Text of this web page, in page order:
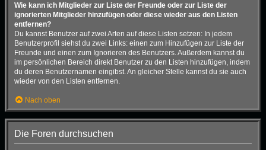
Wie kann ich Mitglieder zur Liste der Freunde oder zur Liste der
ignorierten Mitglieder hinzufügen oder diese wieder aus den Listen
entfernen?
Du kannst Benutzer auf zwei Arten auf diese Listen setzen: In jedem
Benutzerprofil siehst du zwei Links: einen zum Hinzufügen zur Liste der
Freunde und einen zum Ignorieren des Benutzers. Außerdem kannst du
im persönlichen Bereich direkt Benutzer zu den Listen hinzufügen, indem
du deren Benutzernamen eingibst. An gleicher Stelle kannst du sie auch
wieder von den Listen entfernen.
Nach oben
Die Foren durchsuchen